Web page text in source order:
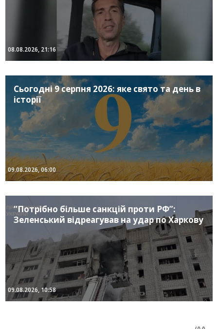
08.08.2026, 21:16
Сьогодні 9 серпня 2026: яке свято та день в
історії
09.08.2026, 06:00
“Потрібно більше санкцій проти РФ”:
Зеленський відреагував на удар по Харкову
09.08.2026, 10:58